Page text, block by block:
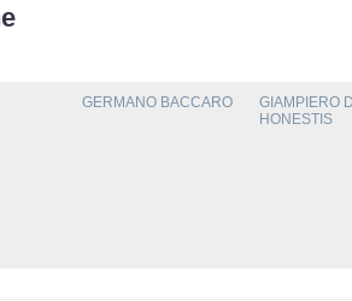
GERMANO BACCARO
GIAMPIERO
HONESTIS